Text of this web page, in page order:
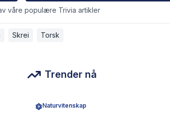
våre populære Trivia artikler
Skrei Torsk
Trender nå
Naturvitenskap